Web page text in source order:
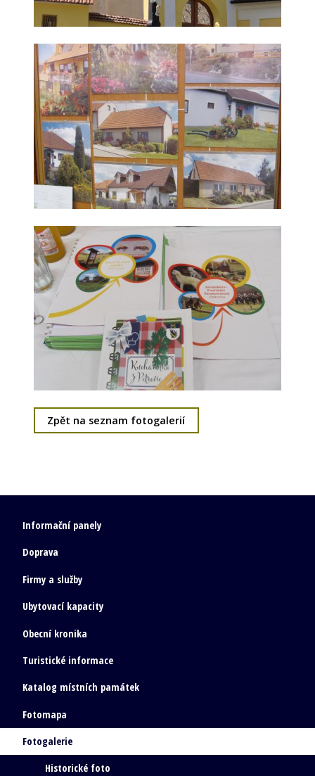
Zpět na seznam fotogalerií
Informační panely
Doprava
Firmy a služby
Ubytovací kapacity
Obecní kronika
Turistické informace
Katalog místních památek
Fotomapa
Fotogalerie
Historické foto